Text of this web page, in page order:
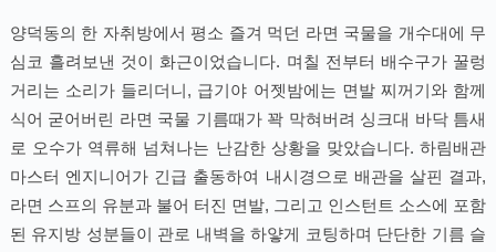
양덕동의 한 자취방에서 평소 즐겨 먹던 라면 국물을 개수대에 무
심코 흘려보낸 것이 화근이었습니다. 며칠 전부터 배수구가 꿀렁
거리는 소리가 들리더니, 급기야 어젯밤에는 면발 찌꺼기와 함께
식어 굳어버린 라면 국물 기름때가 꽉 막혀버려 싱크대 바닥 틈새
로 오수가 역류해 넘쳐나는 난감한 상황을 맞았습니다. 하림배관
마스터 엔지니어가 긴급 출동하여 내시경으로 배관을 살핀 결과,
라면 스프의 유분과 불어 터진 면발, 그리고 인스턴트 소스에 포함
된 유지방 성분들이 관로 내벽을 하얗게 코팅하며 단단한 기름 슬